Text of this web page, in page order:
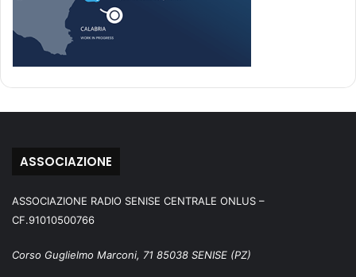
ASSOCIAZIONE
ASSOCIAZIONE RADIO SENISE CENTRALE ONLUS –
CF.91010500766
Corso Guglielmo Marconi, 71 85038 SENISE (PZ)